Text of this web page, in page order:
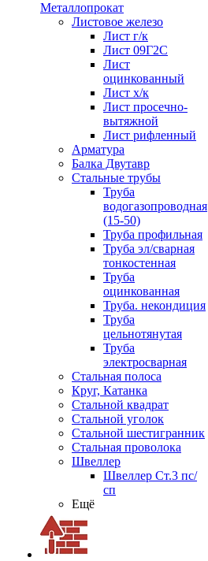
Металлопрокат
Листовое железо
Лист г/к
Лист 09Г2С
Лист
оцинкованный
Лист х/к
Лист просечно-
вытяжной
Лист рифленный
Арматура
Балка Двутавр
Стальные трубы
Труба
водогазопроводная
(15-50)
Труба профильная
Труба эл/сварная
тонкостенная
Труба
оцинкованная
Труба. некондиция
Труба
цельнотянутая
Труба
электросварная
Стальная полоса
Круг, Катанка
Стальной квадрат
Стальной уголок
Стальной шестигранник
Стальная проволока
Швеллер
Швеллер Ст.3 пс/
сп
Ещё